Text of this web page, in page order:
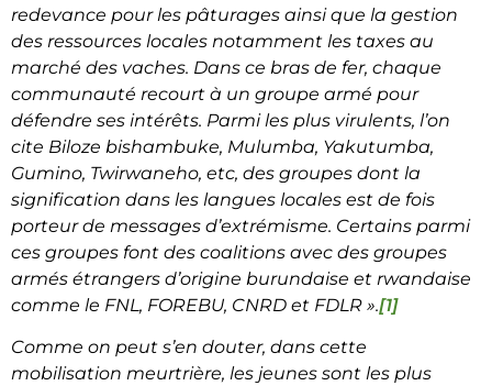
redevance pour les pâturages ainsi que la gestion
des ressources locales notamment les taxes au
marché des vaches. Dans ce bras de fer, chaque
communauté recourt à un groupe armé pour
défendre ses intérêts. Parmi les plus virulents, l’on
cite Biloze bishambuke, Mulumba, Yakutumba,
Gumino, Twirwaneho, etc, des groupes dont la
signification dans les langues locales est de fois
porteur de messages d’extrémisme. Certains parmi
ces groupes font des coalitions avec des groupes
armés étrangers d’origine burundaise et rwandaise
comme le FNL, FOREBU, CNRD et FDLR ».[1]
Comme on peut s’en douter, dans cette
mobilisation meurtrière, les jeunes sont les plus